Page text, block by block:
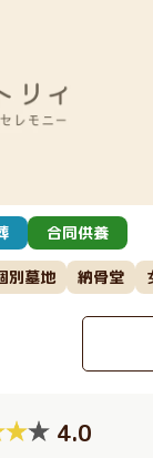
合同供養
別墓地 納骨堂
4.0